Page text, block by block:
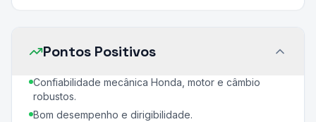
Pontos Positivos
Confiabilidade mecânica Honda, motor e câmbio
robustos.
Bom desempenho e dirigibilidade.